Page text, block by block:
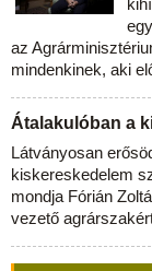
az
mindenkinek, aki
Átalakulóban a
Látványosan
kiskereskedelem
mondja Fórián
vezető